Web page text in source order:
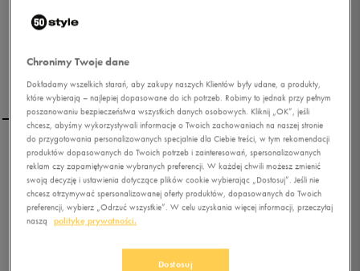
NEW BALANCE ML574ALK
0.0( 0)
złz Vat
KLUBIE 50 STYLE
Chronimy Twoje dane
Dokładamy wszelkich starań, aby zakupy naszych Klientów były udane, a produkty,
które wybierają – najlepiej dopasowane do ich potrzeb. Robimy to jednak przy pełnym
poszanowaniu bezpieczeństwa wszystkich danych osobowych. Kliknij „OK”, jeśli
chcesz, abyśmy wykorzystywali informacje o Twoich zachowaniach na naszej stronie
do przygotowania personalizowanych specjalnie dla Ciebie treści, w tym rekomendacji
produktów dopasowanych do Twoich potrzeb i zainteresowań, spersonalizowanych
reklam czy zapamiętywanie wybranych preferencji. W każdej chwili możesz zmienić
swoją decyzję i ustawienia dotyczące plików cookie wybierając „Dostosuj”. Jeśli nie
chcesz otrzymywać spersonalizowanej oferty produktów, dopasowanych do Twoich
preferencji, wybierz „Odrzuć wszystkie”. W celu uzyskania więcej informacji, przeczytaj
naszą
politykę prywatności.
Dostosuj